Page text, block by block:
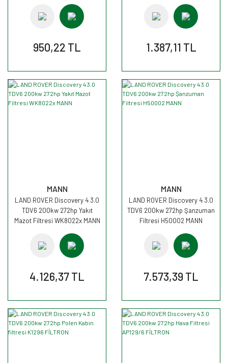
950,22 TL 1.387,11 TL
MANN
LAND ROVER Discovery 4 3.0
TDV6 200kw 272hp Yakıt
Mazot Filtresi WK8022x MANN
4.126,37 TL
MANN
LAND ROVER Discovery 4 3.0
TDV6 200kw 272hp Şanzuman
Filtresi H50002 MANN
7.573,39 TL